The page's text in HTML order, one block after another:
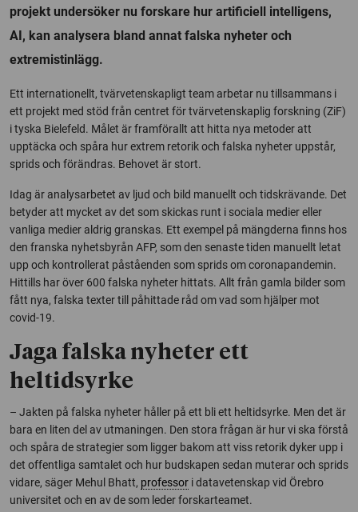
projekt undersöker nu forskare hur artificiell intelligens,
AI, kan analysera bland annat falska nyheter och
extremistinlägg.
Ett internationellt, tvärvetenskapligt team arbetar nu tillsammans i
ett projekt med stöd från centret för tvärvetenskaplig forskning (ZiF)
i tyska Bielefeld. Målet är framförallt att hitta nya metoder att
upptäcka och spåra hur extrem retorik och falska nyheter uppstår,
sprids och förändras. Behovet är stort.
Idag är analysarbetet av ljud och bild manuellt och tidskrävande. Det
betyder att mycket av det som skickas runt i sociala medier eller
vanliga medier aldrig granskas. Ett exempel på mängderna finns hos
den franska nyhetsbyrån AFP, som den senaste tiden manuellt letat
upp och kontrollerat påståenden som sprids om coronapandemin.
Hittills har över 600 falska nyheter hittats. Allt från gamla bilder som
fått nya, falska texter till påhittade råd om vad som hjälper mot
covid-19.
Jaga falska nyheter ett
heltidsyrke
– Jakten på falska nyheter håller på ett bli ett heltidsyrke. Men det är
bara en liten del av utmaningen. Den stora frågan är hur vi ska förstå
och spåra de strategier som ligger bakom att viss retorik dyker upp i
det offentliga samtalet och hur budskapen sedan muterar och sprids
vidare, säger Mehul Bhatt, professor i datavetenskap vid Örebro
universitet och en av de som leder forskarteamet.